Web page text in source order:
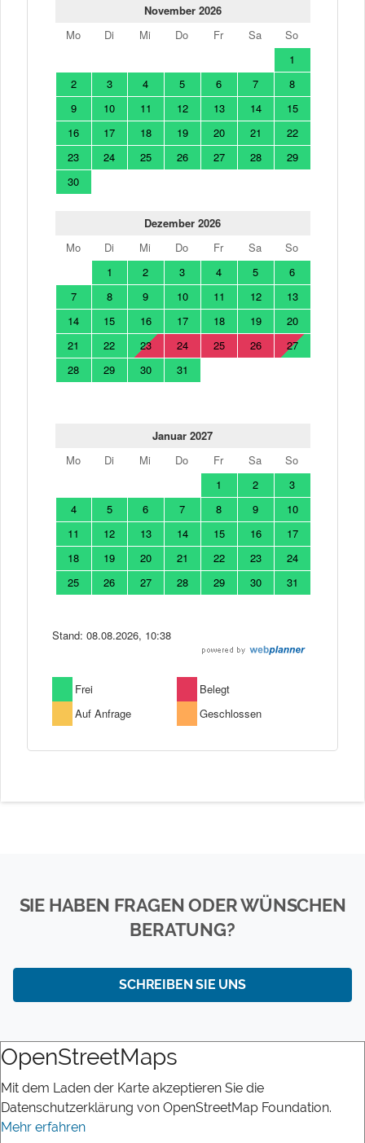
SIE HABEN FRAGEN ODER WÜNSCHEN
BERATUNG?
SCHREIBEN SIE UNS
OpenStreetMaps
Mit dem Laden der Karte akzeptieren Sie die
Datenschutzerklärung von OpenStreetMap Foundation.
Mehr erfahren